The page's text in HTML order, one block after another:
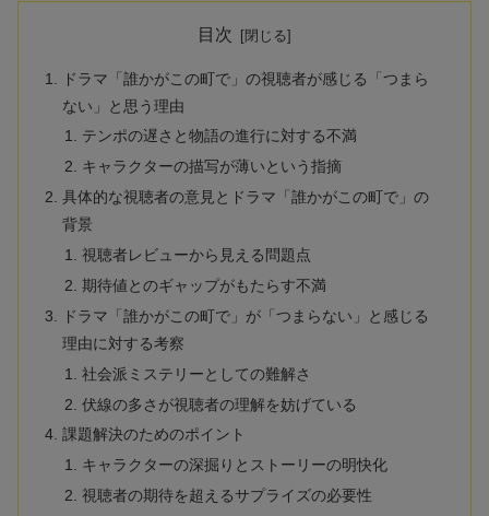
目次
ドラマ「誰かがこの町で」の視聴者が感じる「つまら
ない」と思う理由
テンポの遅さと物語の進行に対する不満
キャラクターの描写が薄いという指摘
具体的な視聴者の意見とドラマ「誰かがこの町で」の
背景
視聴者レビューから見える問題点
期待値とのギャップがもたらす不満
ドラマ「誰かがこの町で」が「つまらない」と感じる
理由に対する考察
社会派ミステリーとしての難解さ
伏線の多さが視聴者の理解を妨げている
課題解決のためのポイント
キャラクターの深掘りとストーリーの明快化
視聴者の期待を超えるサプライズの必要性